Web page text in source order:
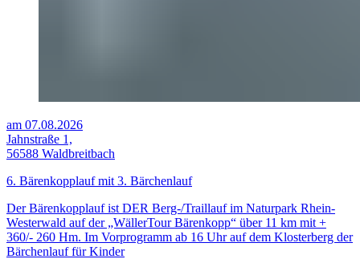
am 07.08.2026
Jahnstraße 1,
56588 Waldbreitbach
6. Bärenkopplauf mit 3. Bärchenlauf
Der Bärenkopplauf ist DER Berg-/Traillauf im Naturpark Rhein-
Westerwald auf der „WällerTour Bärenkopp“ über 11 km mit +
360/- 260 Hm. Im Vorprogramm ab 16 Uhr auf dem Klosterberg der
Bärchenlauf für Kinder